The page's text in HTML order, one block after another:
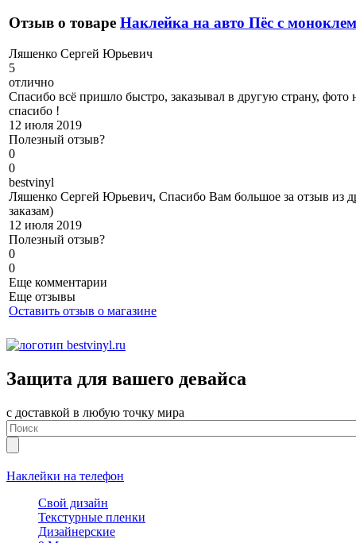
Отзыв о товаре Наклейка на авто Пёс с моноклем
Ляшенко Сергей Юрьевич
5
отлично
Спасибо всё пришло быстро, заказывал в другую страну,
спасибо !
12 июля 2019
Полезный отзыв?
0
0
bestvinyl
Ляшенко Сергей Юрьевич, Спасибо Вам большое за отзыв из
заказам)
12 июля 2019
Полезный отзыв?
0
0
Еще комментарии
Еще отзывы
Оставить отзыв о магазине
Защита для вашего девайса
с доставкой в любую точку мира
Наклейки на телефон
Свой дизайн
Текстурные пленки
Дизайнерские